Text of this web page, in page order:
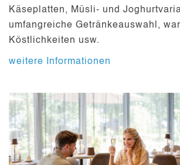
Käseplatten, Müsli- und
umfangreiche Getränkeauswahl,
Köstlichkeiten usw.
weitere Informationen